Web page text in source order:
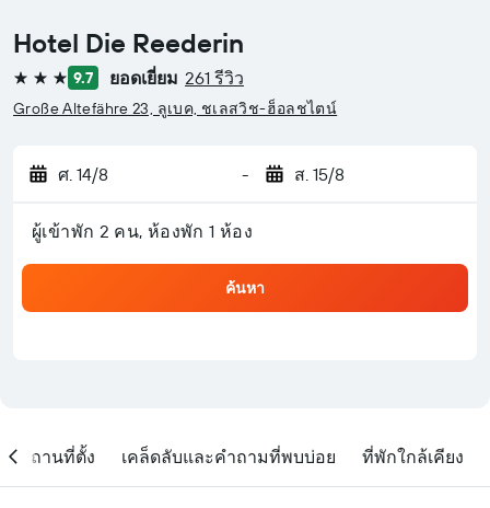
Hotel Die Reederin
3 ดาว 9.7 ยอดเยี่ยม 261 รีวิว
Große Altefähre 23, ลูเบค, ชเลสวิช-ฮ็อลชไตน์
ศ. 14/8 - ส. 15/8
ผู้เข้าพัก 2 คน, ห้องพัก 1 ห้อง
ค้นหา
สถานที่ตั้ง เคล็ดลับและคำถามที่พบบ่อย ที่พักใกล้เคียง